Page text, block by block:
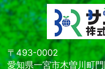
〒493-0002
愛知県一宮市木曽川町